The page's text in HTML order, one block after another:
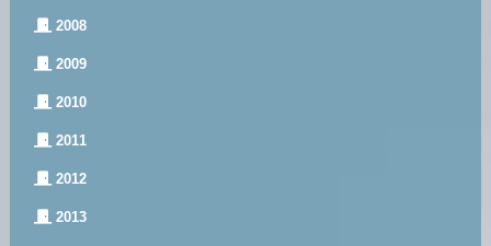
2008
2009
2010
2011
2012
2013